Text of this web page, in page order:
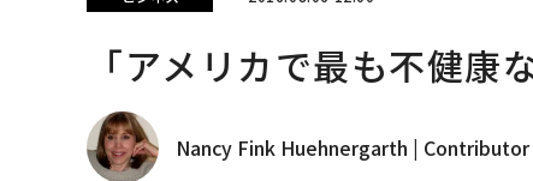
「アメリカで最も不健
Nancy Fink Huehnergarth | Contributor